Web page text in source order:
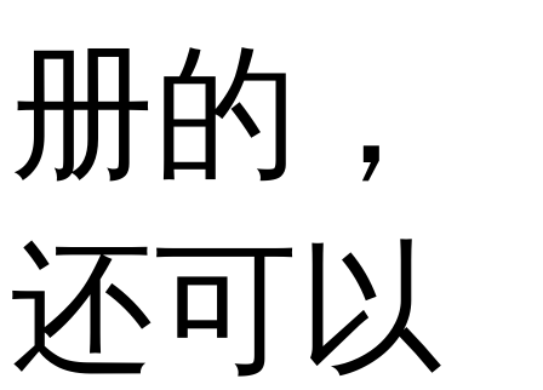
册的，
还可以